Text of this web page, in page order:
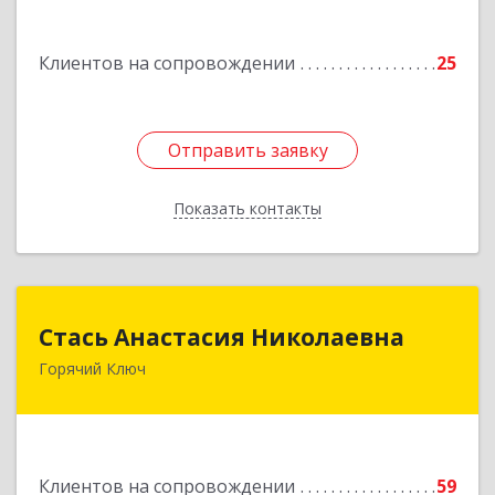
Клиентов на сопровождении 25
Отправить заявку
Показать контакты
Подробнее
Отправить заявку
Назад
Стась Анастасия Николаевна
Горячий Ключ
Клиентов на сопровождении 59
353290, г. Горячий Ключ, ул. Ленина, д. 242,